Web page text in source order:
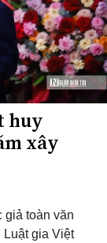
huy
xây
toàn văn
gia Việt